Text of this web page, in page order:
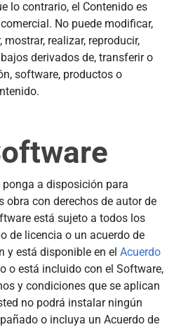
lo contrario, el Contenido es
No puede modificar,
realizar, reproducir,
derivados de, transferir o
software, productos o
a disposición para
obra con derechos de autor de
está sujeto a todos los
de licencia o un acuerdo de
y está disponible en el Acuerdo
o está incluido con el Software,
y condiciones que se aplican
no podrá instalar ningún
o incluya un Acuerdo de